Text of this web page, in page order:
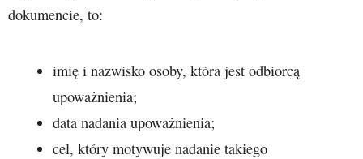
dokumencie, to:
imię i nazwisko osoby, która jest odbiorcą
upoważnienia;
data nadania upoważnienia;
cel, który motywuje nadanie takiego